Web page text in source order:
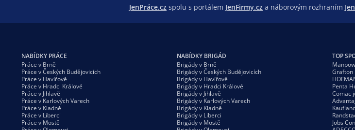
JenPráce.cz spolu s portálem JenFirmy.cz a náborovým rozhraním
NABÍDKY PRÁCE
Práce v Brně
Práce v Českých Budějovicích
Práce v Havířově
Práce v Hradci Králové
Práce v Jihlavě
Práce v Karlových Varech
Práce v Kladně
Práce v Liberci
Práce v Mostě
NABÍDKY BRIGÁD
Brigády v Brně
Brigády v Českých Budějovicích
Brigády v Havířově
Brigády v Hradci Králové
Brigády v Jihlavě
Brigády v Karlových Varech
Brigády v Kladně
Brigády v Liberci
Brigády v Mostě
TOP
Grafton
Penta
Comac
Jobs